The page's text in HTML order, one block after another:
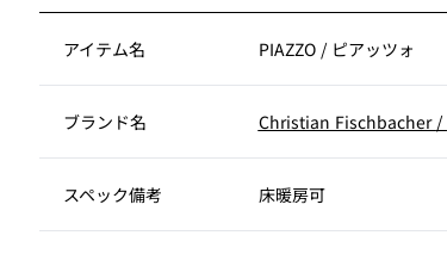
アイテム名 PIAZZO / ピアッツォ
ブランド名 Christian Fischbacher /
スペック備考 床暖房可